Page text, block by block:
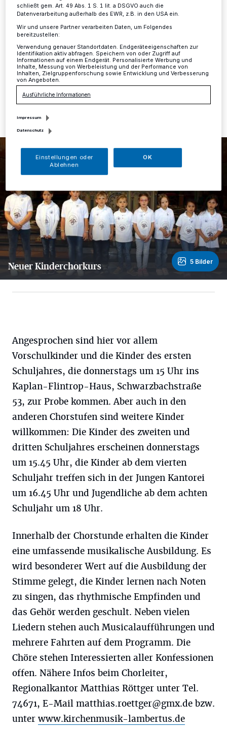
Mettmann·Mit Beginn des neuen Jahres startet auch
wieder ein neuer Kinderchorkurs für Mädchen und
Jungen an St. Lambertus. Die erste Probe findet am
Donnerstag, 17. Januar, statt.
09.01.2019 , 15:05 Uhr
Neuer Kinderchorkurs 5 Bilder
Angesprochen sind hier vor allem
Vorschulkinder und die Kinder des ersten
Schuljahres, die donnerstags um 15 Uhr ins
Kaplan-Flintrop-Haus, Schwarzbachstraße
53, zur Probe kommen. Aber auch in den
anderen Chorstufen sind weitere Kinder
willkommen: Die Kinder des zweiten und
dritten Schuljahres erscheinen donnerstags
um 15.45 Uhr, die Kinder ab dem vierten
Schuljahr treffen sich in der Jungen Kantorei
um 16.45 Uhr und Jugendliche ab dem achten
Schuljahr um 18 Uhr.
Innerhalb der Chorstunde erhalten die Kinder
eine umfassende musikalische Ausbildung. Es
wird besonderer Wert auf die Ausbildung der
Stimme gelegt, die Kinder lernen nach Noten
zu singen, das rhythmische Empfinden und
das Gehör werden geschult. Neben vielen
Liedern stehen auch Musicalaufführungen und
mehrere Fahrten auf dem Programm. Die
Chöre stehen Interessierten aller Konfessionen
offen. Nähere Infos beim Chorleiter,
Regionalkantor Matthias Röttger unter Tel.
74671, E-Mail matthias.roettger@gmx.de bzw.
unterwww.kirchenmusik-lambertus.de
schließt gem. Art. 49 Abs. 1 S. 1 lit. a DSGVO auch die
Datenverarbeitung außerhalb des EWR, z.B. in den USA ein.
Wir und unsere Partner verarbeiten Daten, um Folgendes
bereitzustellen:
Verwendung genauer Standortdaten. Endgeräteeigenschaften zur
Identifikation aktiv abfragen. Speichern von oder Zugriff auf
Informationen auf einem Endgerät. Personalisierte Werbung und
Inhalte, Messung von Werbeleistung und der Performance von
Inhalten, Zielgruppenforschung sowie Entwicklung und Verbesserung
von Angeboten.
Ausführliche Informationen
Impressum
Datenschutz
Einstellungen oder
Ablehnen
OK